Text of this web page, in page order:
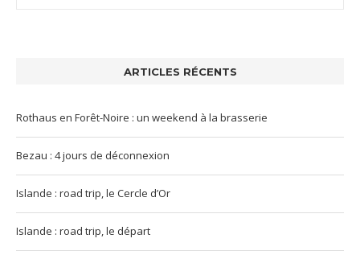
ARTICLES RÉCENTS
Rothaus en Forêt-Noire : un weekend à la brasserie
Bezau : 4 jours de déconnexion
Islande : road trip, le Cercle d’Or
Islande : road trip, le départ